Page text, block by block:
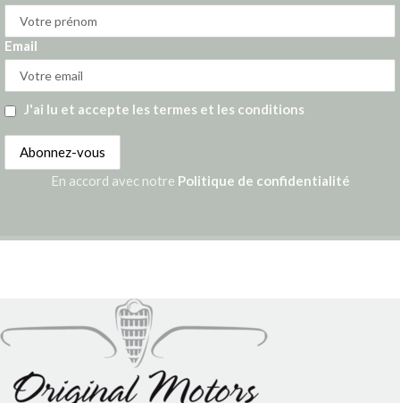
Email
J'ai lu et accepte les termes et les conditions
En accord avec notre Politique de confidentialité